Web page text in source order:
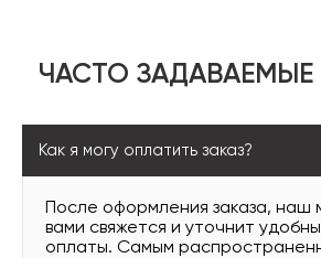
ЧАСТО
Как я могу оплатить заказ?
После оформления заказа,
вами свяжется и уточнит
оплаты. Самым